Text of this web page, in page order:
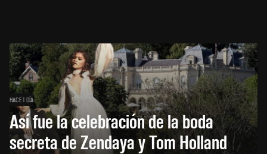
HACE 1 DÍA
Así fue la celebración de la boda
secreta de Zendaya y Tom Holland